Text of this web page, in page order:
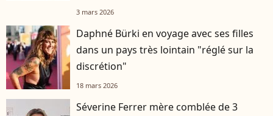
3 mars 2026
Daphné Bürki en voyage avec ses filles
dans un pays très lointain "réglé sur la
discrétion"
18 mars 2026
Séverine Ferrer mère comblée de 3